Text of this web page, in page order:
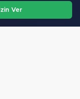
Ver
Menü